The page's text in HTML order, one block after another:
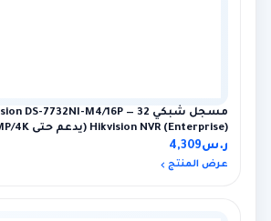
Hikvision NVR (Enterprise) (يدعم حتى 8MP/4K لكل قناة)
ر.س4,309
عرض المنتج